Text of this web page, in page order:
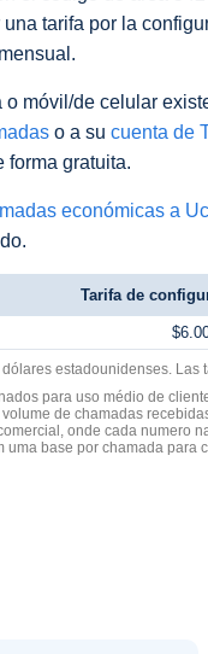
una tarifa por la
móvil/de celular
o a su cuenta de
forma gratuita.
económicas a
Tarifa de
estadounidenses.
para uso médio de
de chamadas
onde cada numero
uma base por chamada